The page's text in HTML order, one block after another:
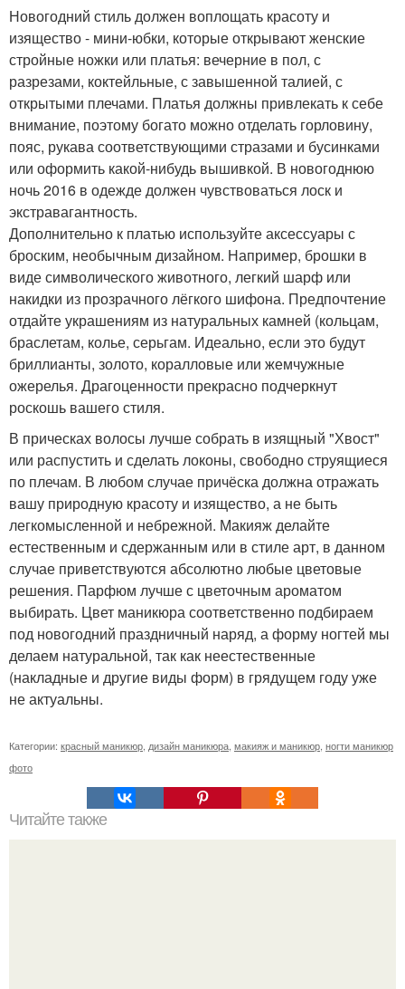
Новогодний стиль должен воплощать красоту и
изящество - мини-юбки, которые открывают женские
стройные ножки или платья: вечерние в пол, с
разрезами, коктейльные, с завышенной талией, с
открытыми плечами. Платья должны привлекать к себе
внимание, поэтому богато можно отделать горловину,
пояс, рукава соответствующими стразами и бусинками
или оформить какой-нибудь вышивкой. В новогоднюю
ночь 2016 в одежде должен чувствоваться лоск и
экстравагантность.
Дополнительно к платью используйте аксессуары с
броским, необычным дизайном. Например, брошки в
виде символического животного, легкий шарф или
накидки из прозрачного лёгкого шифона. Предпочтение
отдайте украшениям из натуральных камней (кольцам,
браслетам, колье, серьгам. Идеально, если это будут
бриллианты, золото, коралловые или жемчужные
ожерелья. Драгоценности прекрасно подчеркнут
роскошь вашего стиля.
В прическах волосы лучше собрать в изящный "Хвост"
или распустить и сделать локоны, свободно струящиеся
по плечам. В любом случае причёска должна отражать
вашу природную красоту и изящество, а не быть
легкомысленной и небрежной. Макияж делайте
естественным и сдержанным или в стиле арт, в данном
случае приветствуются абсолютно любые цветовые
решения. Парфюм лучше с цветочным ароматом
выбирать. Цвет маникюра соответственно подбираем
под новогодний праздничный наряд, а форму ногтей мы
делаем натуральной, так как неестественные
(накладные и другие виды форм) в грядущем году уже
не актуальны.
Категории: красный маникюр дизайн маникюра макияж и маникюр ногти маникюр
фото
Читайте также